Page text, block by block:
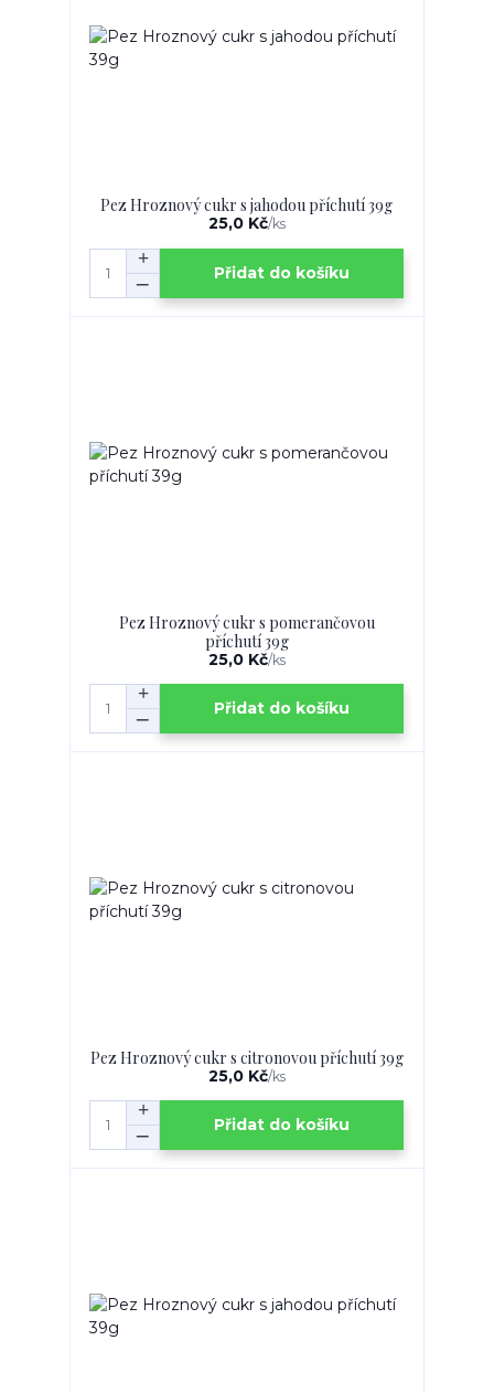
Pez Hroznový cukr s jahodou příchutí 39g
25,0 Kč/ks
Přidat do košíku
Pez Hroznový cukr s pomerančovou
příchutí 39g
25,0 Kč/ks
Přidat do košíku
Pez Hroznový cukr s citronovou příchutí 39g
25,0 Kč/ks
Přidat do košíku